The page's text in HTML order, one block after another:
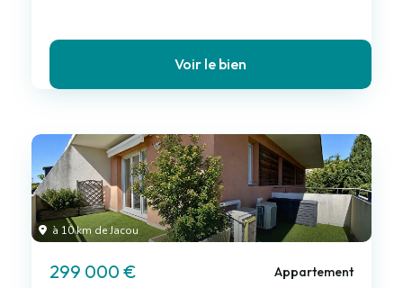
Voir le bien
à 10 km de Jacou
299 000 € Appartement